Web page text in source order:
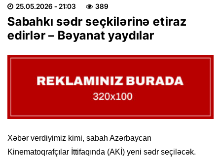
25.05.2026 - 21:03 389
Sabahkı sədr seçkilərinə etiraz
edirlər – Bəyanat yaydılar
Xəbər verdiyimiz kimi, sabah Azərbaycan
Kinematoqrafçılar İttifaqında (AKİ) yeni sədr seçiləcək.